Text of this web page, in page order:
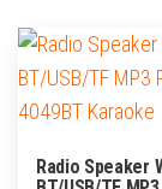
Radio Speaker